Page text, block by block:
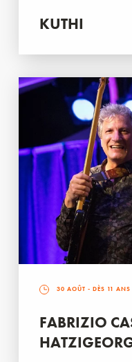
KUTHI
30 AOÛT - DÈS 11 ANS
FABRIZIO